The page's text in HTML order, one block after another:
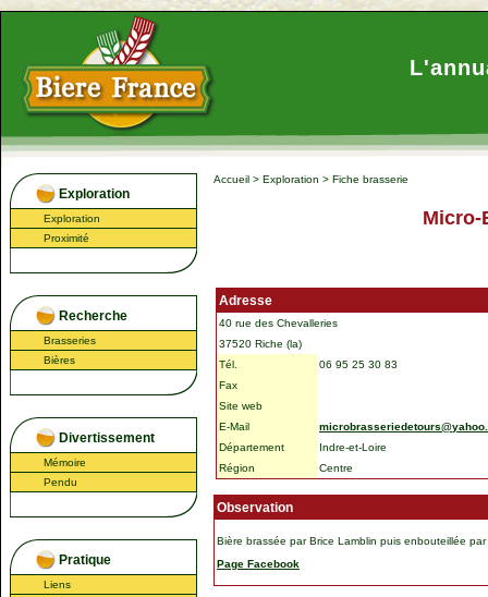
Exploration
Exploration
Proximité
Recherche
Brasseries
Bières
Divertissement
Mémoire
Pendu
Pratique
Liens
Accueil > Exploration > Fiche brasserie
Micro-
Adresse
40 rue des Chevalleries
37520 Riche (la)
Tél.
06 95 25 30 83
Fax
Site web
E-Mail
Département
Indre-et-Loire
Région
Centre
Observation
Bière brassée par Brice Lamblin puis enbouteillée
Page Facebook